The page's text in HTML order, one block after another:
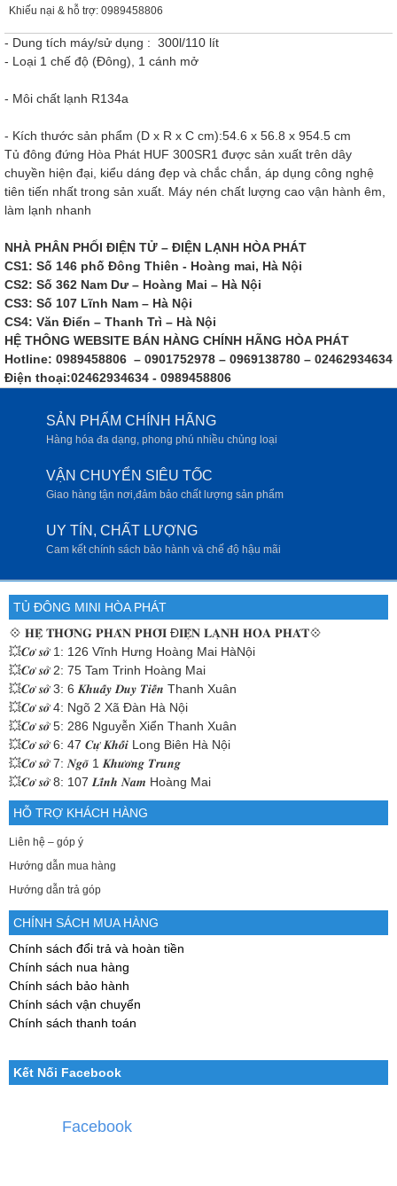
Khiếu nại & hỗ trợ: 0989458806
- Dung tích máy/sử dụng : 300l/110 lít
- Loại 1 chế độ (Đông), 1 cánh mở
- Môi chất lạnh R134a
- Kích thước sản phẩm (D x R x C cm):54.6 x 56.8 x 954.5 cm
Tủ đông đứng Hòa Phát HUF 300SR1 được sản xuất trên dây
chuyền hiện đại, kiểu dáng đẹp và chắc chắn, áp dụng công nghệ
tiên tiến nhất trong sản xuất. Máy nén chất lượng cao vận hành êm,
làm lạnh nhanh
NHÀ PHÂN PHỐI ĐIỆN TỬ – ĐIỆN LẠNH HÒA PHÁT
CS1: Số 146 phố Đông Thiên - Hoàng mai, Hà Nội
CS2: Số 362 Nam Dư – Hoàng Mai – Hà Nội
CS3: Số 107 Lĩnh Nam – Hà Nội
CS4: Văn Điển – Thanh Trì – Hà Nội
HỆ THÔNG WEBSITE BÁN HÀNG CHÍNH HÃNG HÒA PHÁT
Hotline: 0989458806 – 0901752978 – 0969138780 – 02462934634
Điện thoại:02462934634 - 0989458806
SẢN PHẨM CHÍNH HÃNG
Hàng hóa đa dạng, phong phú nhiều chủng loại
VẬN CHUYỂN SIÊU TỐC
Giao hàng tận nơi,đảm bảo chất lượng sản phẩm
UY TÍN, CHẤT LƯỢNG
Cam kết chính sách bảo hành và chế độ hậu mãi
TỦ ĐÔNG MINI HÒA PHÁT
💠 𝐇𝐄̣̂ 𝐓𝐇𝐎̂́𝐍𝐆 𝐏𝐇𝐀̂𝐍 𝐏𝐇𝐎̂́𝐈 Đ𝐈𝐄̣̂𝐍 𝐋𝐀̣𝐍𝐇 𝐇𝐎̀𝐀 𝐏𝐇𝐀́𝐓💠
💥𝑪𝒐̛ 𝒔𝒐̛̉ 1: 126 Vĩnh Hưng Hoàng Mai HàNội
💥𝑪𝒐̛ 𝒔𝒐̛̉ 2: 75 Tam Trinh Hoàng Mai
💥𝑪𝒐̛ 𝒔𝒐̛̉ 3: 6 𝑲𝒉𝒖𝒂̂́𝒚 𝑫𝒖𝒚 𝑻𝒊𝒆̂́𝒏 Thanh Xuân
💥𝑪𝒐̛ 𝒔𝒐̛̉ 4: Ngõ 2 Xã Đàn Hà Nội
💥𝑪𝒐̛ 𝒔𝒐̛̉ 5: 286 Nguyễn Xiển Thanh Xuân
💥𝑪𝒐̛ 𝒔𝒐̛̉ 6: 47 𝑪𝒖̛̣ 𝑲𝒉𝒐̂́𝒊 Long Biên Hà Nội
💥𝑪𝒐̛ 𝒔𝒐̛̉ 7: 𝑵𝒈𝒐̃ 1 𝑲𝒉𝒖̛𝒐̛𝒏𝒈 𝑻𝒓𝒖𝒏𝒈
💥𝑪𝒐̛ 𝒔𝒐̛̉ 8: 107 𝑳𝒊̃𝒏𝒉 𝑵𝒂𝒎 Hoàng Mai
HỖ TRỢ KHÁCH HÀNG
Liên hệ – góp ý
Hướng dẫn mua hàng
Hướng dẫn trả góp
CHÍNH SÁCH MUA HÀNG
Chính sách đổi trả và hoàn tiền
Chính sách nua hàng
Chính sách bảo hành
Chính sách vận chuyển
Chính sách thanh toán
Kết Nối Facebook
Facebook